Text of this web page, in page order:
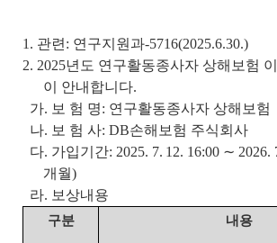
1. 관련: 연구지원과-5716(2025.6.30.)
2. 2025년도 연구활동종사자 상해보험
이 안내합니다.
가. 보 험 명: 연구활동종사자 상해보험
나. 보 험 사: DB손해보험 주식회사
다. 가입기간: 2025. 7. 12. 16:00 ∼ 2026.
개월)
라. 보상내용
구분 내용